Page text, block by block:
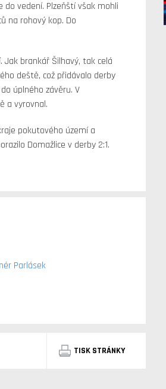
do vedení. Plzeňští však mohli
na rohový kop. Do
brankář Šilhavý, tak celá
deště, což přidávalo derby
úplného závěru. V
a vyrovnal.
pokutového území a
Domažlice v derby 2:1.
Parlásek
TISK STRÁNKY